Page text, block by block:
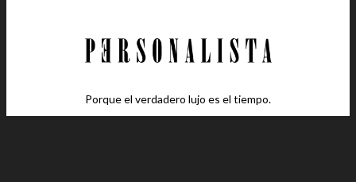
Porque el verdadero lujo es el tiempo.